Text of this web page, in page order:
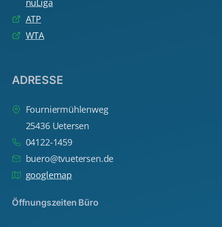
nuLiga
ATP
WTA
ADRESSE
Fourniermühlenweg
25436 Uetersen
04122-1459
buero@tvuetersen.de
googlemap
Öffnungszeiten Büro